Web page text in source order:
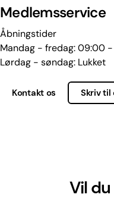
Medlemsservice
Åbningstider
Mandag - fredag: 09:00 -
Lørdag - søndag: Lukket
Kontakt os Skriv til
Vil